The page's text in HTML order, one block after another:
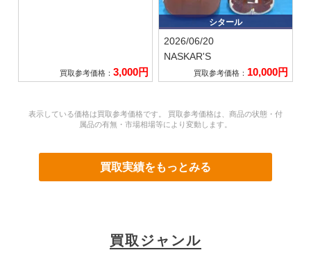
買取参考価格： 3,000円
シタール
2026/06/20
NASKAR'S
買取参考価格： 10,000円
表示している価格は買取参考価格です。 買取参考価格は、商品の状態・付
属品の有無・市場相場等により変動します。
買取実績をもっとみる
買取ジャンル